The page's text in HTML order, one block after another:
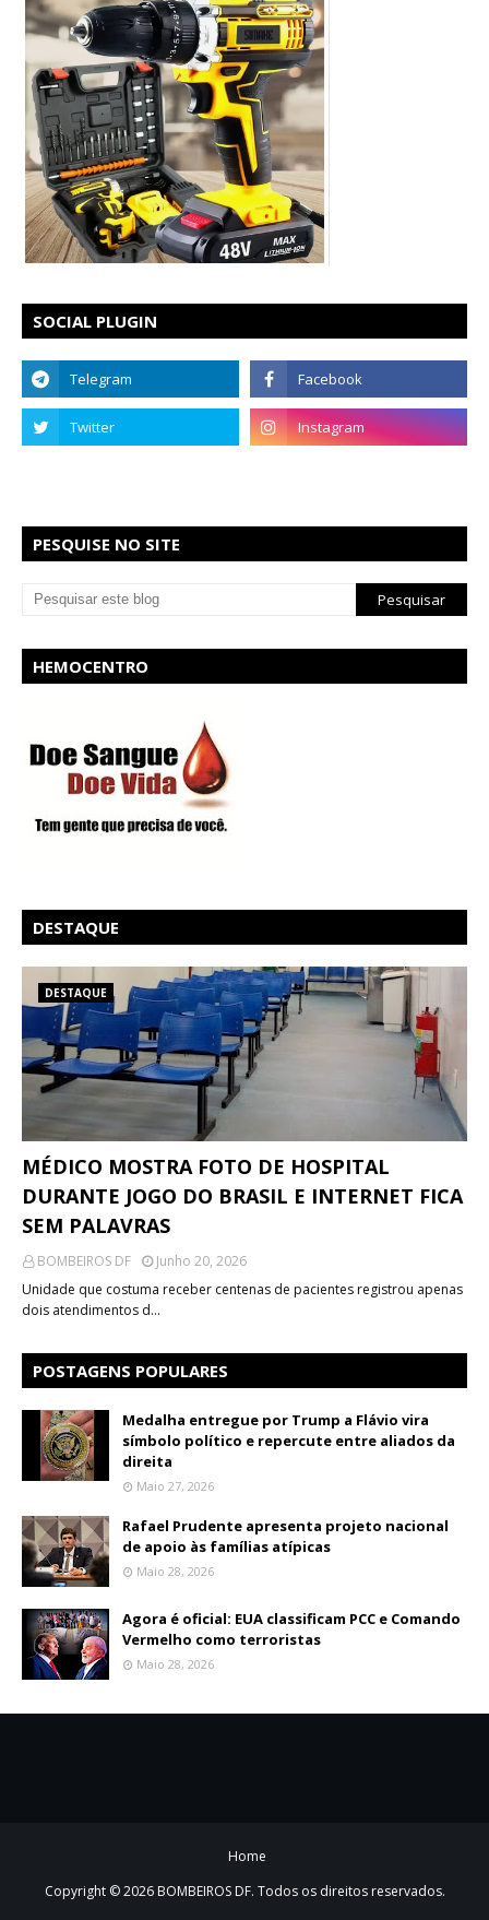
SOCIAL PLUGIN
PESQUISE NO SITE
HEMOCENTRO
DESTAQUE
DESTAQUE
MÉDICO MOSTRA FOTO DE HOSPITAL
DURANTE JOGO DO BRASIL E INTERNET FICA
SEM PALAVRAS
BOMBEIROS DF
Junho 20, 2026
Unidade que costuma receber centenas de pacientes registrou apenas
dois atendimentos d…
POSTAGENS POPULARES
Medalha entregue por Trump a Flávio vira
símbolo político e repercute entre aliados da
direita
Maio 27, 2026
Rafael Prudente apresenta projeto nacional
de apoio às famílias atípicas
Maio 28, 2026
Agora é oficial: EUA classificam PCC e Comando
Vermelho como terroristas
Maio 28, 2026
Home
Copyright ©2026 BOMBEIROS DF. Todos os direitos reservados.